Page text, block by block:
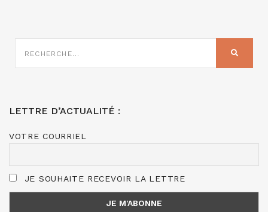
SUR
LETTRE D’ACTUALITÉ :
VOTRE COURRIEL
JE SOUHAITE RECEVOIR LA LETTRE